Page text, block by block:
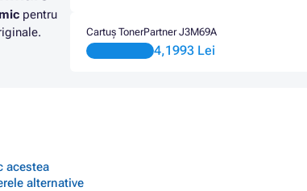
pentru
Cartuș TonerPartner J3M69A
4,1993 Lei
acestea
alternative